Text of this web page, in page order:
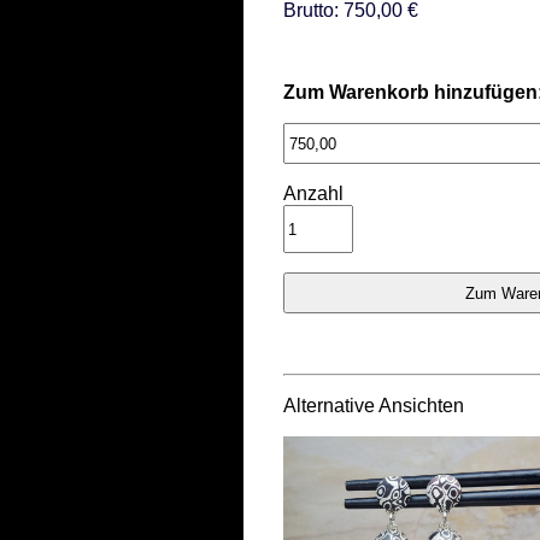
Brutto: 750,00 €
Zum Warenkorb
Anzahl
Alternative Ansichten